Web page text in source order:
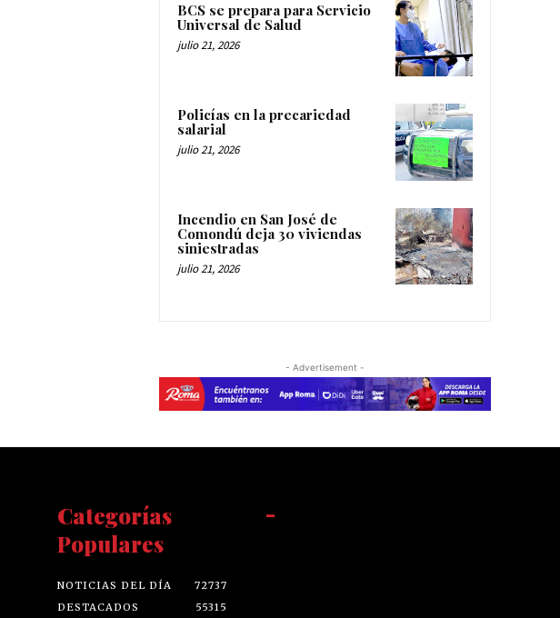
BCS se prepara para Servicio
Universal de Salud
julio 21, 2026
Policías en la precariedad
salarial
julio 21, 2026
Incendio en San José de
Comondú deja 30 viviendas
siniestradas
julio 21, 2026
- Advertisement -
Categorías
Populares
NOTICIAS DEL DÍA
72737
DESTACADOS
55315
-